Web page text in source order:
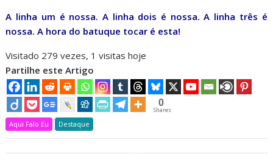
A linha um é nossa. A linha dois é nossa. A linha três é
nossa. A hora do batuque tocar é esta!
Visitado 279 vezes, 1 visitas hoje
Partilhe este Artigo
0
Shares
Aqui Falo Eu Destaque